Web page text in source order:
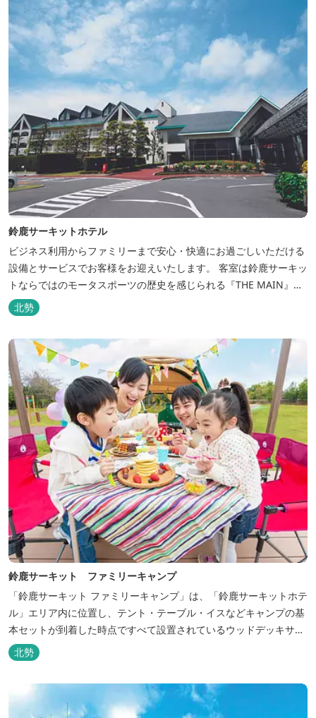
鈴鹿サーキットホテル
ビジネス利用からファミリーまで安心・快適にお過ごしいただける
設備とサービスでお客様をお迎えいたします。 客室は鈴鹿サーキッ
トならではのモータスポーツの歴史を感じられる『THE MAIN』を
はじめ、ファミリーにおすすめのキッズ・ベビーにやさしいこだわ
りの詰まった「サーキット キッズルーム」「コチラファミリールー
さま連れでも安心し...
北勢
鈴鹿サーキット ファミリーキャンプ
「鈴鹿サーキット ファミリーキャンプ」は、「鈴鹿サーキットホテ
ル」エリア内に位置し、テント・テーブル・イスなどキャンプの基
本セットが到着した時点ですべて設置されているウッドデッキサイ
トの他、初めてのキャンプでも安心して楽しめる設備が整ったキャ
ンプ場です。 さらに、手ぶらでキャンプをお楽しみいただけるよう
に夕食バーべキュー用の炭火セットなどのレンタル品や国産牛BBQ
セットなどの食材も事前にご...
北勢